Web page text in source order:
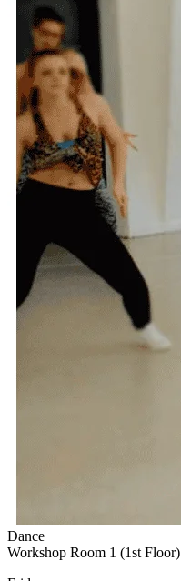
Dance
Workshop Room 1 (1st Floor)